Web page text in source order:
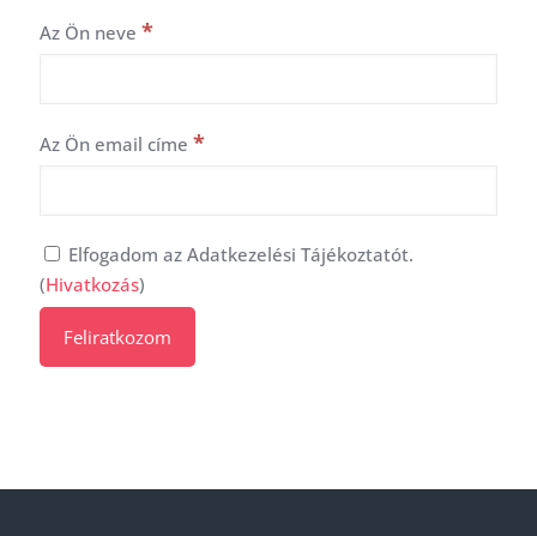
Az Ön neve *
Az Ön email címe *
Elfogadom az Adatkezelési Tájékoztatót.
(Hivatkozás)